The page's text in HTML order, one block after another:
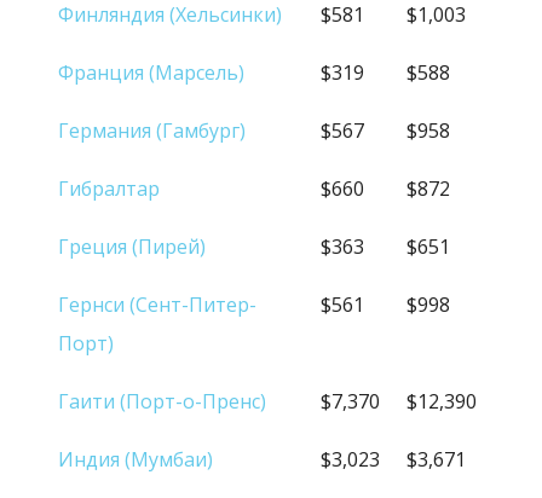
Финляндия (Хельсинки) $581 $1,003
Франция (Марсель) $319 $588
Германия (Гамбург) $567 $958
Гибралтар $660 $872
Греция (Пирей) $363 $651
Гернси (Сент-Питер-
Порт)
$561 $998
Гаити (Порт-о-Пренс) $7,370 $12,390
Индия (Мумбаи) $3,023 $3,671